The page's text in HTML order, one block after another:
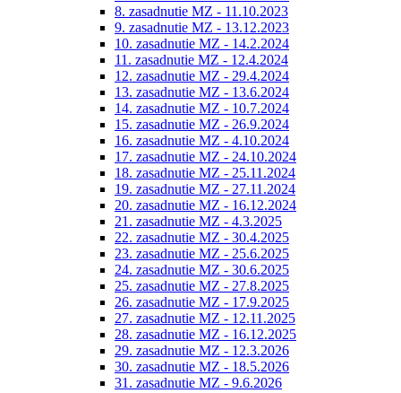
8. zasadnutie MZ - 11.10.2023
9. zasadnutie MZ - 13.12.2023
10. zasadnutie MZ - 14.2.2024
11. zasadnutie MZ - 12.4.2024
12. zasadnutie MZ - 29.4.2024
13. zasadnutie MZ - 13.6.2024
14. zasadnutie MZ - 10.7.2024
15. zasadnutie MZ - 26.9.2024
16. zasadnutie MZ - 4.10.2024
17. zasadnutie MZ - 24.10.2024
18. zasadnutie MZ - 25.11.2024
19. zasadnutie MZ - 27.11.2024
20. zasadnutie MZ - 16.12.2024
21. zasadnutie MZ - 4.3.2025
22. zasadnutie MZ - 30.4.2025
23. zasadnutie MZ - 25.6.2025
24. zasadnutie MZ - 30.6.2025
25. zasadnutie MZ - 27.8.2025
26. zasadnutie MZ - 17.9.2025
27. zasadnutie MZ - 12.11.2025
28. zasadnutie MZ - 16.12.2025
29. zasadnutie MZ - 12.3.2026
30. zasadnutie MZ - 18.5.2026
31. zasadnutie MZ - 9.6.2026